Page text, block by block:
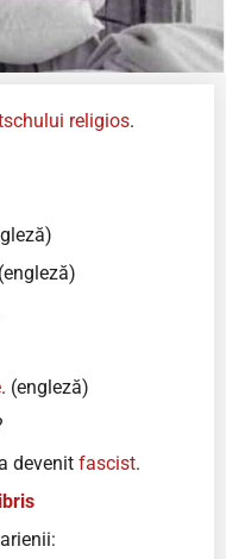
religios.
. (engleză)
devenit fascist.